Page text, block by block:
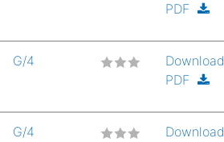
PDF
G/4
Download
PDF
G/4
Download